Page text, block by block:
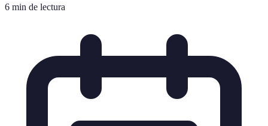
6 min de lectura